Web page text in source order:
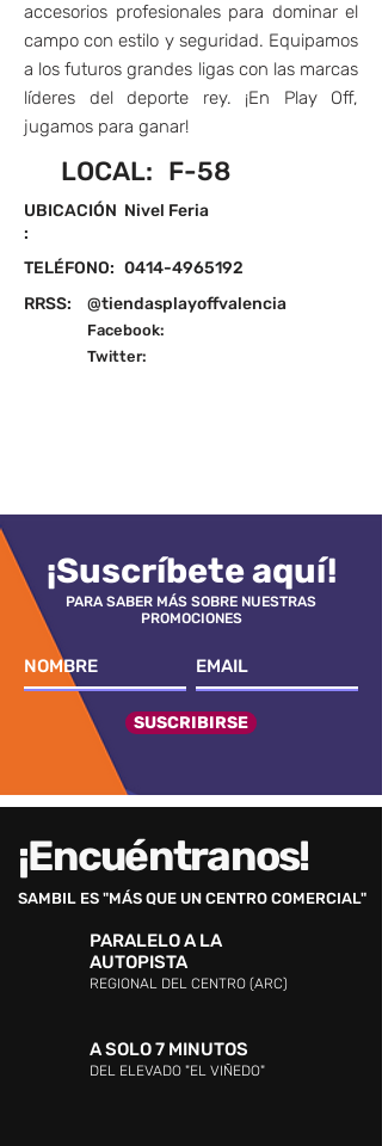
accesorios profesionales para dominar el
campo con estilo y seguridad. Equipamos
a los futuros grandes ligas con las marcas
líderes del deporte rey. ¡En Play Off,
jugamos para ganar!
LOCAL: F-58
UBICACIÓN
:
Nivel Feria
TELÉFONO: 0414-4965192
RRSS:
@tiendasplayoffvalencia
Facebook:
Twitter:
¡Suscríbete aquí!
PARA SABER MÁS SOBRE NUESTRAS
PROMOCIONES
SUSCRIBIRSE
¡Encuéntranos!
SAMBIL ES "MÁS QUE UN CENTRO COMERCIAL"
PARALELO A LA
AUTOPISTA
REGIONAL DEL CENTRO (ARC)
A SOLO 7 MINUTOS
DEL ELEVADO "EL VIÑEDO"